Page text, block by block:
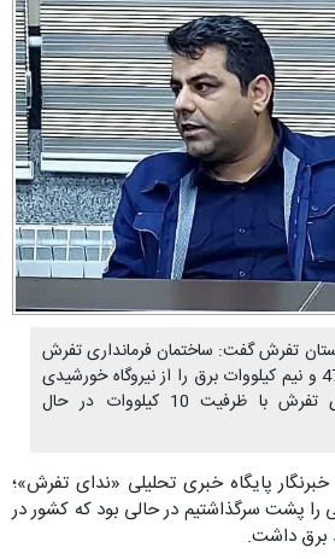
تفرش گفت: ساختمان فرمانداری تفرش
و دانشگاه تفرش مجموعاً 47 و نیم کیلووات برق را از نیروگاه خورشیدی
تولید می‌کنند و شهرداری تفرش با ظرفیت 10 کیلووات در حال
خبرنگار پایگاه خبری تحلیلی «ندای تفرش»؛
پشت سرگذاشتیم در حالی بود که کشور در